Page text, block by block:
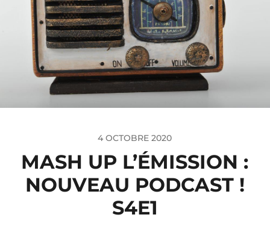
4 OCTOBRE 2020
MASH UP L’ÉMISSION :
NOUVEAU PODCAST !
S4E1